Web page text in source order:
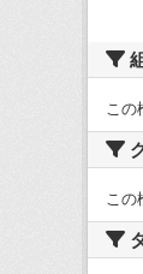
この
この